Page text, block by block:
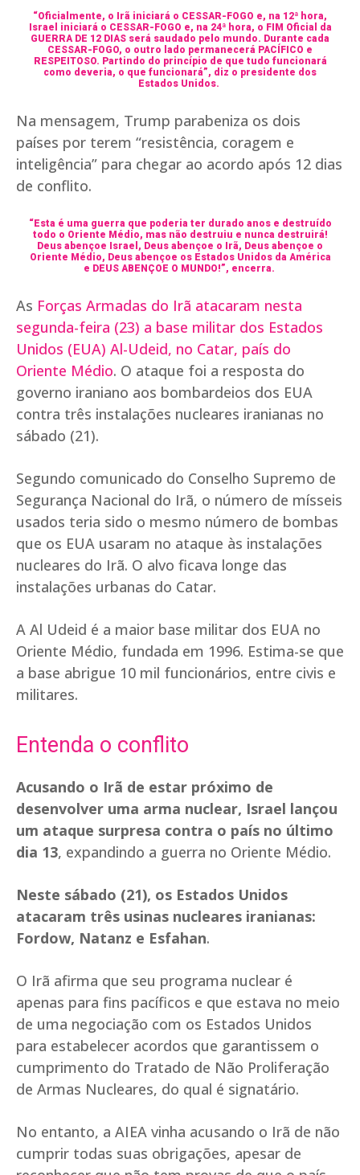
“Oficialmente, o Irã iniciará o CESSAR-FOGO e, na 12ª hora,
Israel iniciará o CESSAR-FOGO e, na 24ª hora, o FIM Oficial da
GUERRA DE 12 DIAS será saudado pelo mundo. Durante cada
CESSAR-FOGO, o outro lado permanecerá PACÍFICO e
RESPEITOSO. Partindo do princípio de que tudo funcionará
como deveria, o que funcionará”, diz o presidente dos
Estados Unidos.
Na mensagem, Trump parabeniza os dois
países por terem “resistência, coragem e
inteligência” para chegar ao acordo após 12 dias
de conflito.
“Esta é uma guerra que poderia ter durado anos e destruído
todo o Oriente Médio, mas não destruiu e nunca destruirá!
Deus abençoe Israel, Deus abençoe o Irã, Deus abençoe o
Oriente Médio, Deus abençoe os Estados Unidos da América
e DEUS ABENÇOE O MUNDO!”, encerra.
As Forças Armadas do Irã atacaram nesta
segunda-feira (23) a base militar dos Estados
Unidos (EUA) Al-Udeid, no Catar, país do
Oriente Médio. O ataque foi a resposta do
governo iraniano aos bombardeios dos EUA
contra três instalações nucleares iranianas no
sábado (21).
Segundo comunicado do Conselho Supremo de
Segurança Nacional do Irã, o número de mísseis
usados teria sido o mesmo número de bombas
que os EUA usaram no ataque às instalações
nucleares do Irã. O alvo ficava longe das
instalações urbanas do Catar.
A Al Udeid é a maior base militar dos EUA no
Oriente Médio, fundada em 1996. Estima-se que
a base abrigue 10 mil funcionários, entre civis e
militares.
Entenda o conflito
Acusando o Irã de estar próximo de
desenvolver uma arma nuclear, Israel lançou
um ataque surpresa contra o país no último
dia 13, expandindo a guerra no Oriente Médio.
Neste sábado (21), os Estados Unidos
atacaram três usinas nucleares iranianas:
Fordow, Natanz e Esfahan.
O Irã afirma que seu programa nuclear é
apenas para fins pacíficos e que estava no meio
de uma negociação com os Estados Unidos
para estabelecer acordos que garantissem o
cumprimento do Tratado de Não Proliferação
de Armas Nucleares, do qual é signatário.
No entanto, a AIEA vinha acusando o Irã de não
cumprir todas suas obrigações, apesar de